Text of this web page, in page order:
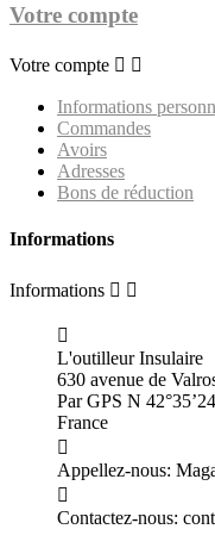
Votre compte
Votre compte  
Informations
Commandes
Avoirs
Adresses
Bons de réduction
Informations
Informations  

L'outilleur Insulaire
630 avenue de
Par GPS N
France

Appellez-nous:

Contactez-nous: